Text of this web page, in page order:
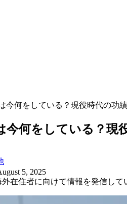
今何をしている？現役時代の功
今何をしている？現
5, 2025
在住者に向けて情報を発信して